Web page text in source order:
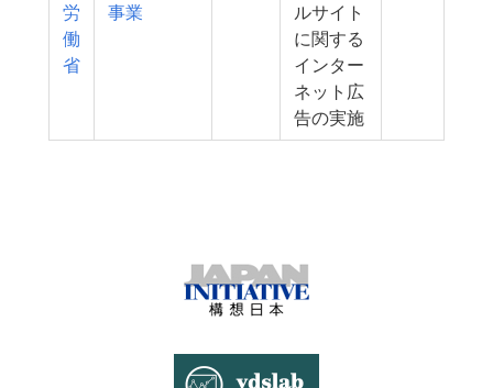
労
働
省
事業
ルサイト
に関する
インター
ネット広
告の実施